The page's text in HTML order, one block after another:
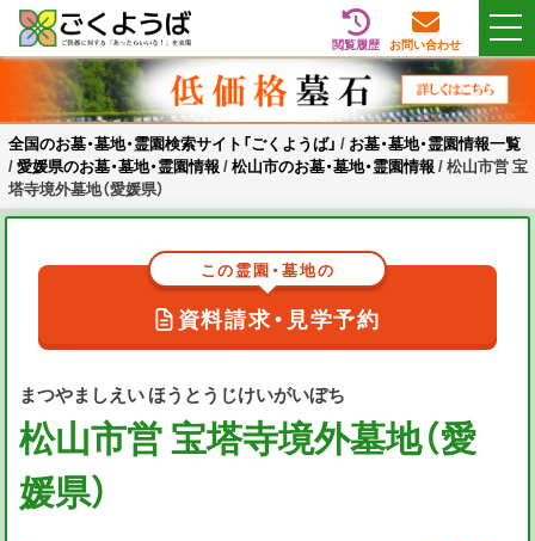
Skip
content
全国のお墓・墓地・霊園検索サイト「ごくようば」
ご供養をもっと身近に
閲覧履歴 お問い合わせ
全国のお墓・墓地・霊園検索サイト「ごくようば」 / お墓・墓地・霊園情報一覧
/愛媛県のお墓・墓地・霊園情報 /松山市のお墓・墓地・霊園情報 /松山市営 宝
塔寺境外墓地（愛媛県）
まつやましえい ほうとうじけいがいぼち
松山市営 宝塔寺境外墓地（愛
媛県）
この霊園・墓地の
資料請求・見学予約